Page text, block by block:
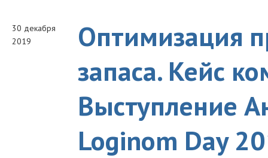
30 декабря
2019
Оптимизация
запаса. Кейс
Выступление
Loginom Day